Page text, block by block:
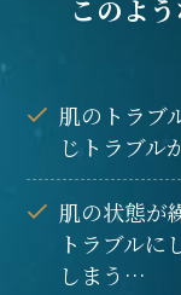
このよ
肌のトラブ
じトラブル
肌の状態が
トラブルに
しまう…